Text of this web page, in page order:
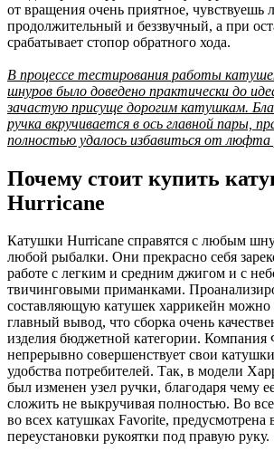
от вращения очень приятное, чувствуешь
продолжительный и беззвучный, а при
срабатывает стопор обратного хода.
В процессе тестирования работы
шнуров было доведено практически до
зачастую присуще дорогим катушкам.
ручка вкручивается в ось главной пары,
полностью удалось избавиться от люфта
Почему стоит купить
Hurricane
Катушки Hurricane справятся с любым
любой рыбалки. Они прекрасно себя
работе с легким и средним джигом и с
твичинговыми приманками.
составляющую катушек харрикейн можно
главный вывод, что сборка очень
изделия бюджетной категории. Компания
непрерывно совершенствует свои
удобства потребителей. Так, в модели
был изменен узел ручки, благодаря чему
сложить не выкручивая полностью. Во
во всех катушках Favorite, предусмотрена
переустановки рукоятки под правую руку.